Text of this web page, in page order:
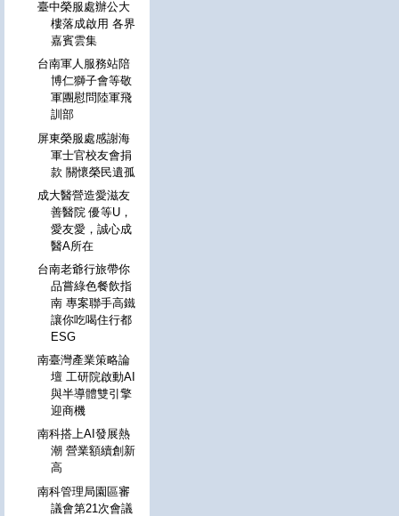
臺中榮服處辦公大
樓落成啟用 各界
嘉賓雲集
台南軍人服務站陪
博仁獅子會等敬
軍團慰問陸軍飛
訓部
屏東榮服處感謝海
軍士官校友會捐
款 關懷榮民遺孤
成大醫營造愛滋友
善醫院 優等U，
愛友愛，誠心成
醫A所在
台南老爺行旅帶你
品嘗綠色餐飲指
南 專案聯手高鐵
讓你吃喝住行都
ESG
南臺灣產業策略論
壇 工研院啟動AI
與半導體雙引擎
迎商機
南科搭上AI發展熱
潮 營業額續創新
高
南科管理局園區審
議會第21次會議